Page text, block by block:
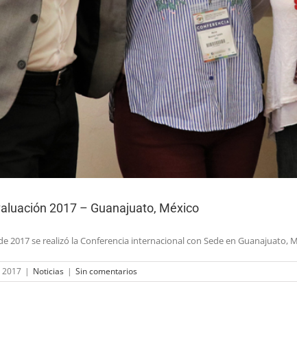
2017 – Guanajuato, México
2017 se realizó la Conferencia internacional con Sede en Guanajuato,
| Noticias | Sin comentarios